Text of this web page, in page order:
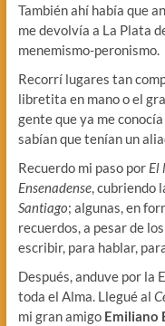
También ahí había que
me devolvía a La Plata
menemismo-peronismo.
Recorrí lugares tan
libretita en mano o el
gente que ya me
sabían que tenían un
Recuerdo mi paso por El
Ensenadense, cubriendo
Santiago; algunas, en
recuerdos, a pesar de
escribir, para hablar,
Después, anduve por la
toda el Alma. Llegué al
mi gran amigo Emiliano